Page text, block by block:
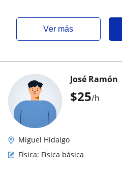
ver más
$25/h
José Ramón
Miguel Hidalgo
Física: Física básica